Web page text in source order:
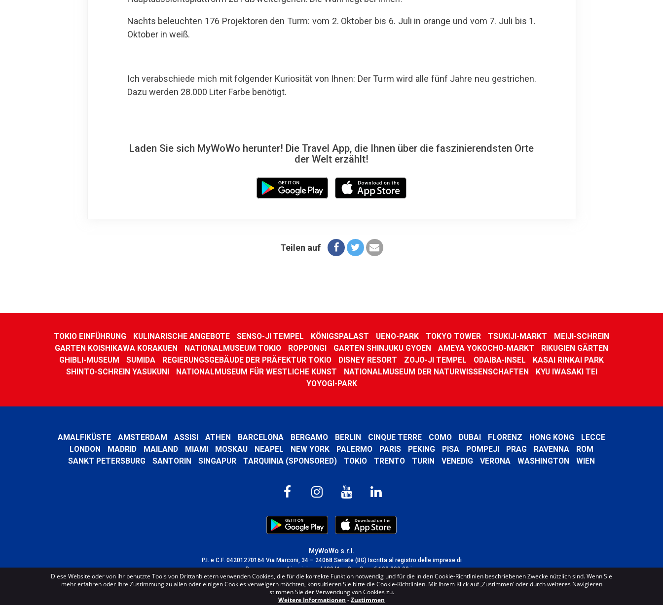
Nachts beleuchten 176 Projektoren den Turm: vom 2. Oktober bis 6. Juli in orange und vom 7. Juli bis 1.
Oktober in weiß.
Ich verabschiede mich mit folgender Kuriosität von Ihnen: Der Turm wird alle fünf Jahre neu gestrichen.
Dazu werden 28.000 Liter Farbe benötigt.
Laden Sie sich MyWoWo herunter! Die Travel App, die Ihnen über die faszinierendsten Orte
der Welt erzählt!
Teilen auf
TOKIO EINFÜHRUNG KULINARISCHE ANGEBOTE SENSO-JI TEMPEL KÖNIGSPALAST UENO-PARK TOKYO TOWER TSUKIJI-MARKT
MEIJI-SCHREIN
GARTEN KOISHIKAWA KORAKUEN
NATIONALMUSEUM TOKIO ROPPONGI GARTEN SHINJUKU GYOEN AMEYA YOKOCHO-MARKT
RIKUGIEN GÄRTEN
GHIBLI-MUSEUM
SUMIDA REGIERUNGSGEBÄUDE DER PRÄFEKTUR TOKIO DISNEY RESORT ZOJO-JI TEMPEL ODAIBA-INSEL
KASAI RINKAI PARK
SHINTO-SCHREIN YASUKUNI
NATIONALMUSEUM FÜR WESTLICHE KUNST NATIONALMUSEUM DER NATURWISSENSCHAFTEN
KYU IWASAKI TEI
YOYOGI-PARK
AMALFIKÜSTE AMSTERDAM ASSISI ATHEN BARCELONA BERGAMO BERLIN CINQUE TERRE COMO DUBAI FLORENZ HONG KONG
LECCE
LONDON
MADRID MAILAND MIAMI MOSKAU NEAPEL NEW YORK PALERMO PARIS PEKING PISA POMPEJI PRAG RAVENNA
ROM
SANKT PETERSBURG
SANTORIN SINGAPUR TARQUINIA (SPONSORED) TOKIO TRENTO TURIN VENEDIG VERONA WASHINGTON WIEN
MyWoWo s.r.l.
P.I. e C.F. 04201270164 Via Marconi, 34 – 24068 Seriate (BG) Iscritta al registro delle imprese di
Bergamo con n° iscrizione 443941 – Cap.Soc. € 100.000,00 i.v.
TERMS AND CONDITIONS -CREDITS
Diese Website oder von ihr benutzte Tools von Drittanbietern verwenden Cookies, die für die korrekte Funktion notwendig und für die in den Cookie-Richtlinien beschriebenen Zwecke nützlich sind. Wenn Sie
mehr erfahren oder Ihre Zustimmung zu allen oder einigen Cookies verweigern möchten, konsultieren Sie bitte die Cookie-Richtlinien. Mit Ihrem Klick auf ‚Zustimmen‘ oder durch weiteres Navigieren
stimmen Sie der Verwendung von Cookies zu.
Weitere Informationen -Zustimmen